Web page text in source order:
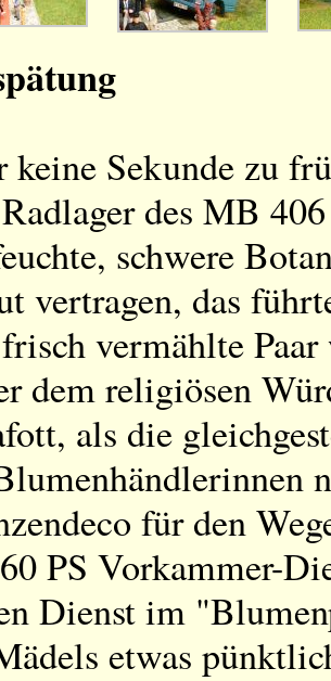
keine Sekunde zu
des MB
schwere
vertragen, das
vermählte
dem religiösen
als die
für den
PS Vorkammer-
Dienst im
etwas